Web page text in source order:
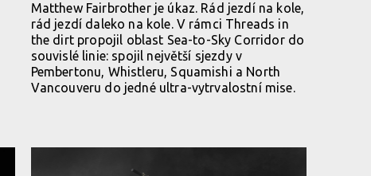
Matthew Fairbrother je úkaz. Rád jezdí na kole,
rád jezdí daleko na kole. V rámci Threads in
the dirt propojil oblast Sea-to-Sky Corridor do
souvislé linie: spojil největší sjezdy v
Pembertonu, Whistleru, Squamishi a North
Vancouveru do jedné ultra-vytrvalostní mise.